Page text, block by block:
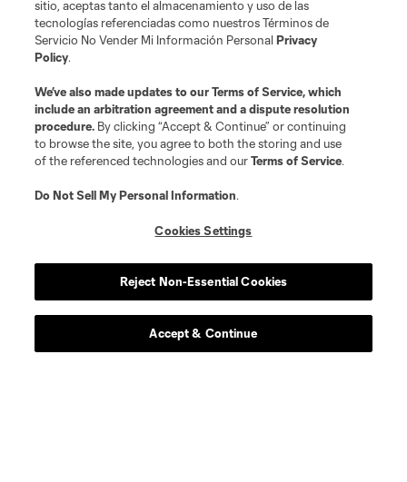
sitio, aceptas tanto el almacenamiento y uso de las
tecnologías referenciadas como nuestros Términos de
Servicio No Vender Mi Información PersonalPrivacy
Policy.
We’ve also made updates to ourTerms of Service, which
include an arbitration agreement and a dispute resolution
procedure. By clicking “Accept & Continue” or continuing
to browse the site, you agree to both the storing and use
of the referenced technologies and ourTerms of Service.
Do Not Sell My Personal Information.
Cookies Settings
Reject Non-Essential Cookies
Accept & Continue